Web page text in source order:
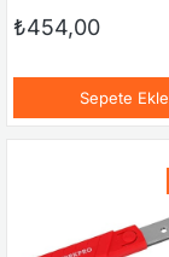
₺454,00
Sepete Ekle